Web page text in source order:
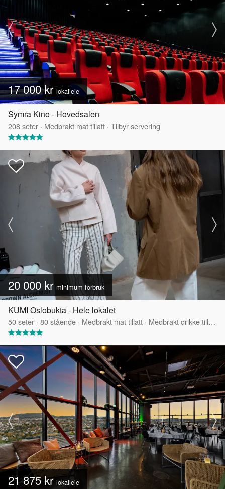
17 000 kr lokalleie
Symra Kino - Hovedsalen
208seter · Medbrakt mat tillatt · Tilbyr servering
20 000 kr minimum forbruk
KUMI Oslobukta - Hele lokalet
50seter · 80stående · Medbrakt mat tillatt · Medbrakt drikke tillatt
21 875 krlokalleie